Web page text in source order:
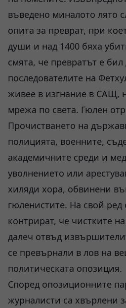
въведено миналото лято
опита за преврат, при
души и над 1400 бяха
смята, че превратът е
последователите на
живее в изгнание в САЩ,
мрежа по света. Гюлен
Прочистването на
полицията, военните,
академичните среди и
уволнението или
хиляди хора, обвинени
гюленистите. На свой ред
контрират, че чистките
далеч отвъд
се превърнали в лов на
политическата опозиция.
Според опозиционните
журналисти са хвърлени